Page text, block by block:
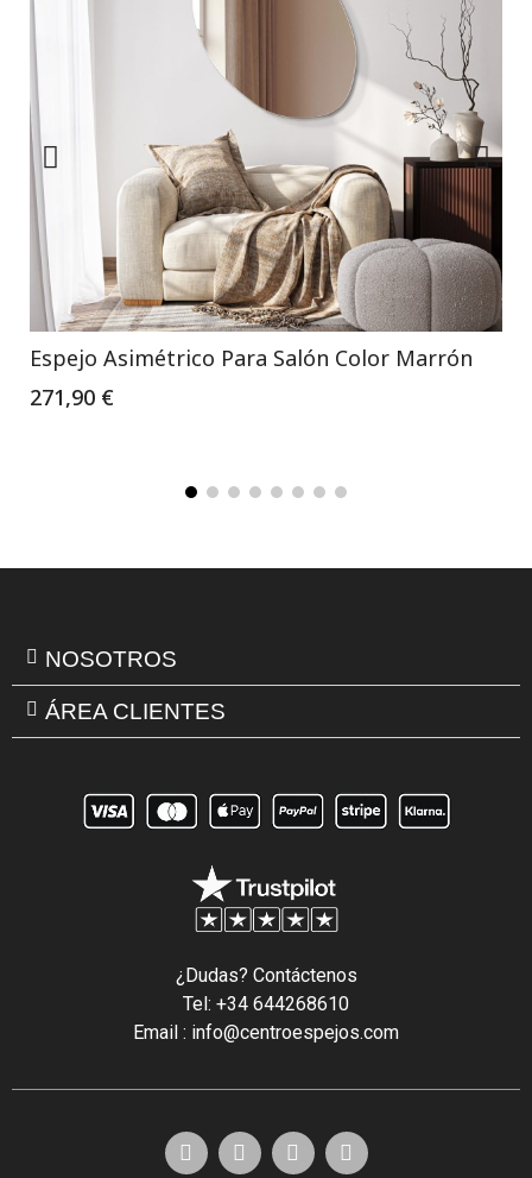
Espejo Asimétrico Para Salón Color Marrón
271,90 €
NOSOTROS
ÁREA CLIENTES
¿Dudas? Contáctenos
Tel: +34 644268610
Email : info@centroespejos.com